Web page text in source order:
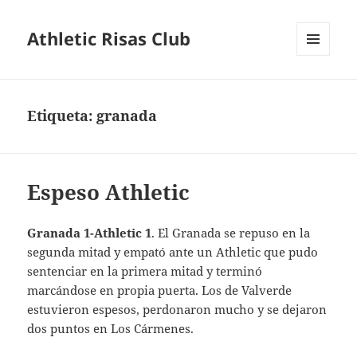
Athletic Risas Club
Etiqueta: granada
Espeso Athletic
Granada 1-Athletic 1. El Granada se repuso en la
segunda mitad y empató ante un Athletic que pudo
sentenciar en la primera mitad y terminó
marcándose en propia puerta. Los de Valverde
estuvieron espesos, perdonaron mucho y se dejaron
dos puntos en Los Cármenes.